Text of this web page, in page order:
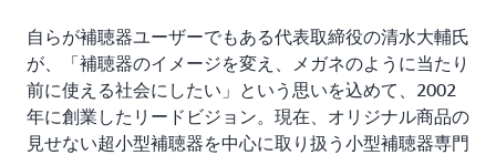
自らが補聴器ユーザーでもある代表取締役の清水大輔氏
が、「補聴器のイメージを変え、メガネのように当たり
前に使える社会にしたい」という思いを込めて、2002
年に創業したリードビジョン。現在、オリジナル商品の
見せない超小型補聴器を中心に取り扱う小型補聴器専門